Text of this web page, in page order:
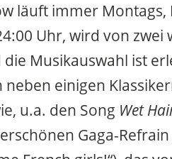
läuft immer
Uhr, wird von
Musikauswahl ist
einigen
u.a. den Song Wet
Gaga-Refrain